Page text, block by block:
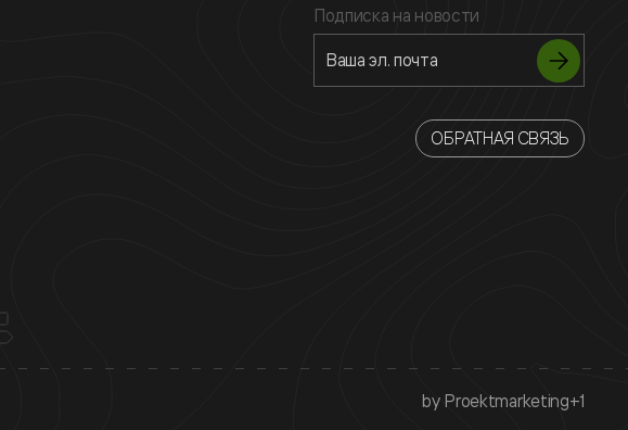
Подписка на новости
ОБРАТНАЯ СВЯЗЬ
by Proektmarketing+1